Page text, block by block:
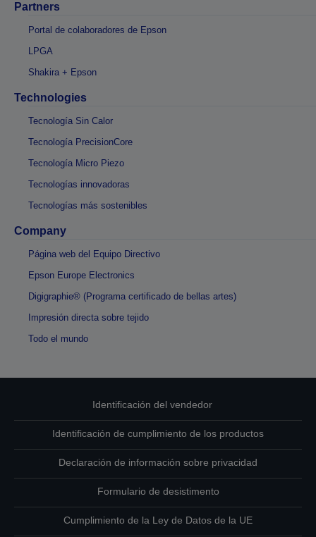
Partners
Portal de colaboradores de Epson
LPGA
Shakira + Epson
Technologies
Tecnología Sin Calor
Tecnología PrecisionCore
Tecnología Micro Piezo
Tecnologías innovadoras
Tecnologías más sostenibles
Company
Página web del Equipo Directivo
Epson Europe Electronics
Digigraphie® (Programa certificado de bellas artes)
Impresión directa sobre tejido
Todo el mundo
Identificación del vendedor
Identificación de cumplimiento de los productos
Declaración de información sobre privacidad
Formulario de desistimento
Cumplimiento de la Ley de Datos de la UE